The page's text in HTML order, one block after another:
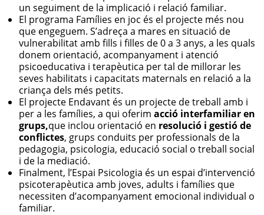
un seguiment de la implicació i relació familiar.
El programa Famílies en joc és el projecte més nou
que engeguem. S’adreça a mares en situació de
vulnerabilitat amb fills i filles de 0 a 3 anys, a les quals
donem orientació, acompanyament i atenció
psicoeducativa i terapèutica per tal de millorar les
seves habilitats i capacitats maternals en relació a la
criança dels més petits.
El projecte Endavant és un projecte de treball amb i
per a les famílies, a qui oferim acció interfamiliar en
grups,que inclou orientació en resolució i gestió de
conflictes, grups conduits per professionals de la
pedagogia, psicologia, educació social o treball social
i de la mediació.
Finalment, l’Espai Psicologia és un espai d’intervenció
psicoterapèutica amb joves, adults i famílies que
necessiten d’acompanyament emocional individual o
familiar.